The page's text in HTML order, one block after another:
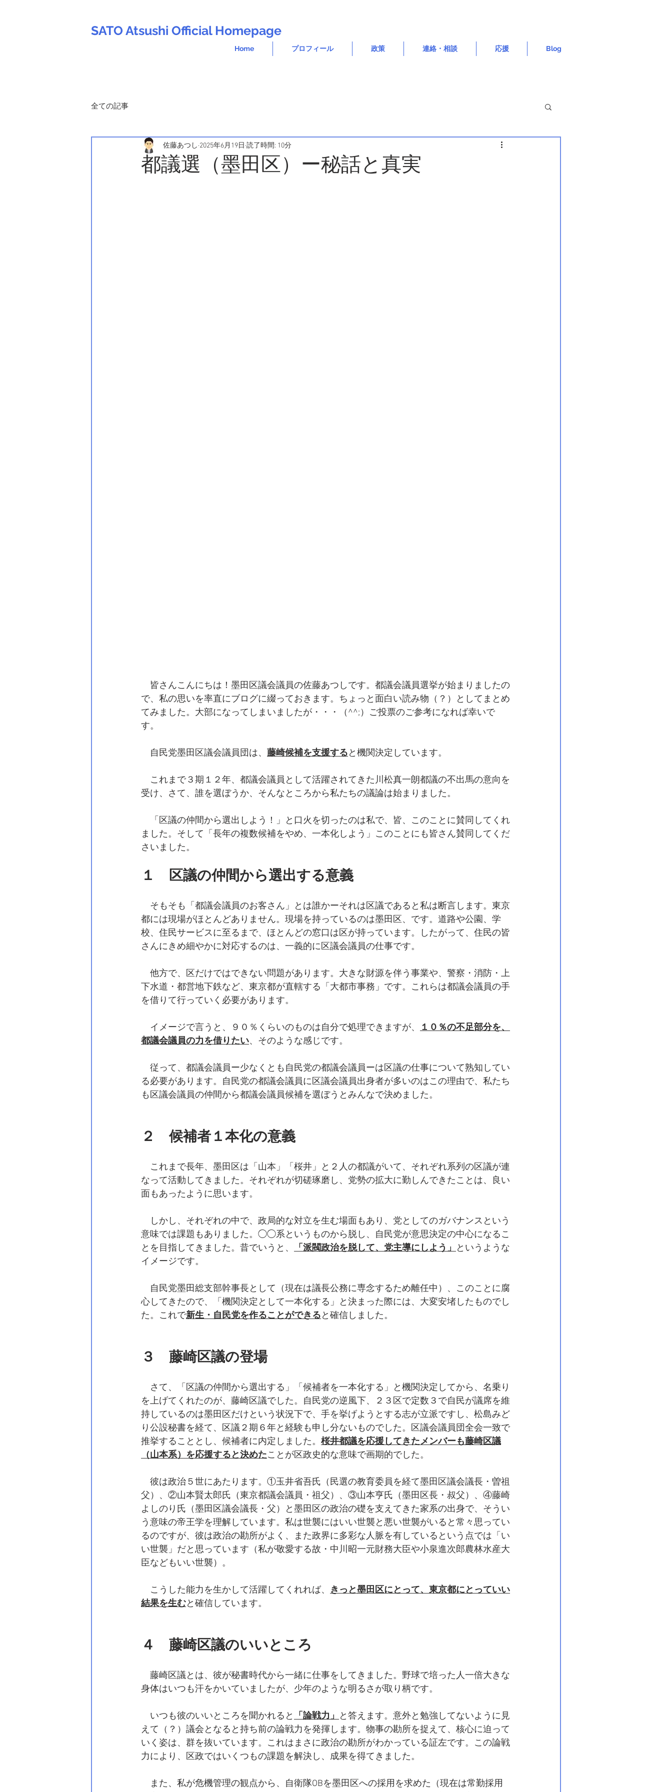
SATO Atsushi Official Homepage
Home プロフィール 政策 連絡・相談 応援 Blog
全ての記事
都議選（墨田区）ー秘話と真実
佐藤あつし 2025年6月19日 読了時間: 10分
皆さんこんにちは！墨田区議会議員の佐藤あつしです。都議会議員選挙が始まりましたの
で、私の思いを率直にブログに綴っておきます。ちょっと面白い読み物（？）としてまとめ
てみました。大部になってしまいましたが・・・（^^;）ご投票のご参考になれば幸いで
す。
自民党墨田区議会議員団は、 藤崎候補を支援すると機関決定しています。
これまで３期１２年、都議会議員として活躍されてきた川松真一朗都議の不出馬の意向を
受け、さて、誰を選ぼうか、そんなところから私たちの議論は始まりました。
「区議の仲間から選出しよう！」と口火を切ったのは私で、皆、このことに賛同してくれ
ました。そして「長年の複数候補をやめ、一本化しよう」このことにも皆さん賛同してくだ
さいました。
１　区議の仲間から選出する意義
そもそも「都議会議員のお客さん」とは誰かーそれは区議であると私は断言します。東京
都には現場がほとんどありません。現場を持っているのは墨田区、です。道路や公園、学
校、住民サービスに至るまで、ほとんどの窓口は区が持っています。したがって、住民の皆
さんにきめ細やかに対応するのは、一義的に区議会議員の仕事です。
他方で、区だけではできない問題があります。大きな財源を伴う事業や、警察・消防・上
下水道・都営地下鉄など、東京都が直轄する「大都市事務」です。これらは都議会議員の手
を借りて行っていく必要があります。
イメージで言うと、９０％くらいのものは自分で処理できますが、 １０％の不足部分を、
都議会議員の力を借りたい、そのような感じです。
従って、都議会議員ー少なくとも自民党の都議会議員ーは区議の仕事について熟知してい
る必要があります。自民党の都議会議員に区議会議員出身者が多いのはこの理由で、私たち
も区議会議員の仲間から都議会議員候補を選ぼうとみんなで決めました。
２　候補者１本化の意義
これまで長年、墨田区は「山本」「桜井」と２人の都議がいて、それぞれ系列の区議が連
なって活動してきました。それぞれが切磋琢磨し、党勢の拡大に勤しんできたことは、良い
面もあったように思います。
しかし、それぞれの中で、政局的な対立を生む場面もあり、党としてのガバナンスという
意味では課題もありました。◯◯系というものから脱し、自民党が意思決定の中心になるこ
とを目指してきました。昔でいうと、 「派閥政治を脱して、党主導にしよう」というような
イメージです。
自民党墨田総支部幹事長として（現在は議長公務に専念するため離任中）、このことに腐
心してきたので、「機関決定として一本化する」と決まった際には、大変安堵したものでし
た。これで新生・自民党を作ることができると確信しました。
３　藤崎区議の登場
さて、「区議の仲間から選出する」「候補者を一本化する」と機関決定してから、名乗り
を上げてくれたのが、藤崎区議でした。自民党の逆風下、２３区で定数３で自民が議席を維
持しているのは墨田区だけという状況下で、手を挙げようとする志が立派ですし、松島みど
り公設秘書を経て、区議２期６年と経験も申し分ないものでした。区議会議員団全会一致で
推挙することとし、候補者に内定しました。 桜井都議を応援してきたメンバーも藤崎区議
（山本系）を応援すると決めたことが区政史的な意味で画期的でした。
彼は政治５世にあたります。①玉井省吾氏（民選の教育委員を経て墨田区議会議長・曽祖
父）、②山本賢太郎氏（東京都議会議員・祖父）、③山本亨氏（墨田区長・叔父）、④藤崎
よしのり氏（墨田区議会議長・父）と墨田区の政治の礎を支えてきた家系の出身で、そうい
う意味の帝王学を理解しています。私は世襲にはいい世襲と悪い世襲がいると常々思ってい
るのですが、彼は政治の勘所がよく、また政界に多彩な人脈を有しているという点では「い
い世襲」だと思っています（私が敬愛する故・中川昭一元財務大臣や小泉進次郎農林水産大
臣などもいい世襲）。
こうした能力を生かして活躍してくれれば、 きっと墨田区にとって、東京都にとっていい
結果を生むと確信しています。
４　藤崎区議のいいところ
藤崎区議とは、彼が秘書時代から一緒に仕事をしてきました。野球で培った人一倍大きな
身体はいつも汗をかいていましたが、少年のような明るさが取り柄です。
いつも彼のいいところを聞かれると「論戦力」と答えます。意外と勉強してないように見
えて（？）議会となると持ち前の論戦力を発揮します。物事の勘所を捉えて、核心に迫って
いく姿は、群を抜いています。これはまさに政治の勘所がわかっている証左です。この論戦
力により、区政ではいくつもの課題を解決し、成果を得てきました。
また、私が危機管理の観点から、自衛隊OBを墨田区への採用を求めた（現在は常勤採用